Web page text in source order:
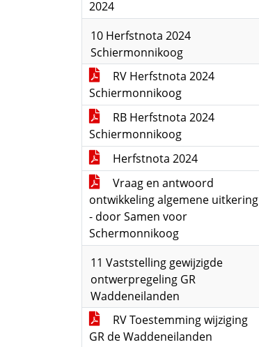
2024
10 Herfstnota 2024
Schiermonnikoog
RV Herfstnota 2024
Schiermonnikoog
RB Herfstnota 2024
Schiermonnikoog
Herfstnota 2024
Vraag en antwoord
ontwikkeling algemene uitkering
- door Samen voor
Schermonnikoog
11 Vaststelling gewijzigde
ontwerpregeling GR
Waddeneilanden
RV Toestemming wijziging
GR de Waddeneilanden